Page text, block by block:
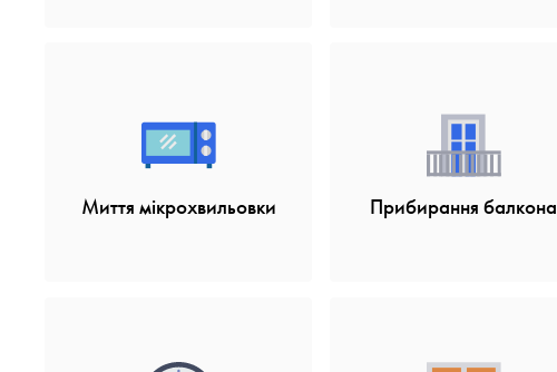
Миття мікрохвильовки Прибирання балкона